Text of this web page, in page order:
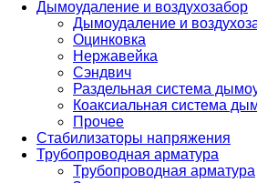
Дымоудаление и воздухозабор
Дымоудаление и
Оцинковка
Нержавейка
Сэндвич
Раздельная система
Коаксиальная система
Прочее
Стабилизаторы напряжения
Трубопроводная арматура
Трубопроводная арматура